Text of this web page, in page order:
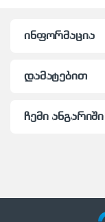
ინფორმაცია
დამატებით
ჩემი ანგარიში